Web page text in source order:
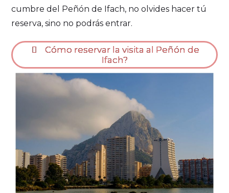
cumbre del Peñón de Ifach, no olvides hacer tú
reserva, sino no podrás entrar.
Cómo reservar la visita al Peñón de
Ifach?